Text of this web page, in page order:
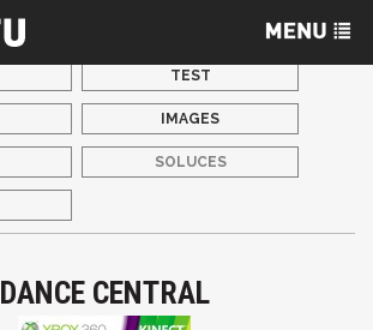
TEST
IMAGES
SOLUCES
DANCE CENTRAL